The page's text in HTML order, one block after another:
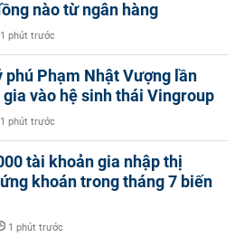
nào từ ngân hàng
1 phút trước
phú Phạm Nhật Vượng lần
vào hệ sinh thái Vingroup
1 phút trước
tài khoản gia nhập thị
khoán trong tháng 7 biến
1 phút trước